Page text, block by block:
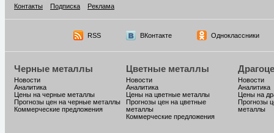
Контакты
Подписка Реклама
RSS ВКонтакте Одноклассники
Черные металлы
Новости
Аналитика
Цены на черные металлы
Прогнозы цен на черные металлы
Коммерческие предложения
Цветные металлы
Новости
Аналитика
Цены на цветные металлы
Прогнозы цен на цветные
металлы
Коммерческие предложения
Новости
Аналитика
Цены на
Прогнозы
металлы